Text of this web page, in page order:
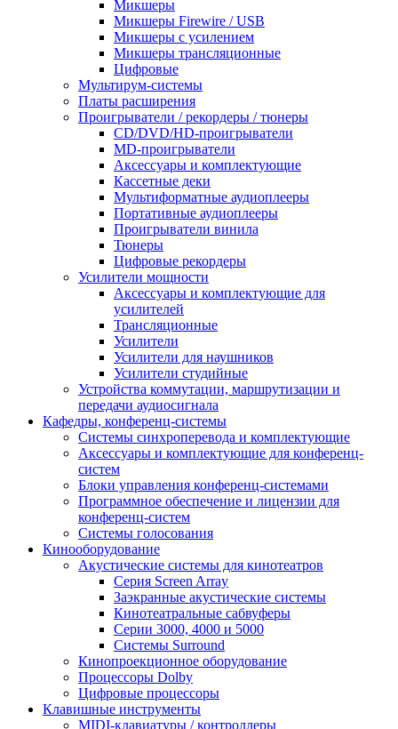
Микшеры
Микшеры Firewire / USB
Микшеры с усилением
Микшеры трансляционные
Цифровые
Мультирум-системы
Платы расширения
Проигрыватели / рекордеры / тюнеры
CD/DVD/HD-проигрыватели
MD-проигрыватели
Аксессуары и комплектующие
Кассетные деки
Мультиформатные аудиоплееры
Портативные аудиоплееры
Проигрыватели винила
Тюнеры
Цифровые рекордеры
Усилители мощности
Аксессуары и комплектующие для
усилителей
Трансляционные
Усилители
Усилители для наушников
Усилители студийные
Устройства коммутации, маршрутизации и
передачи аудиосигнала
Кафедры, конференц-системы
Cистемы синхроперевода и комплектующие
Аксессуары и комплектующие для конференц-
систем
Блоки управления конференц-системами
Программное обеспечение и лицензии для
конференц-систем
Системы голосования
Кинооборудование
Акустические системы для кинотеатров
Cерия Screen Array
Заэкранные акустические системы
Кинотеатральные сабвуферы
Серии 3000, 4000 и 5000
Системы Surround
Кинопроекционное оборудование
Процессоры Dolby
Цифровые процессоры
Клавишные инструменты
MIDI-клавиатуры / контроллеры